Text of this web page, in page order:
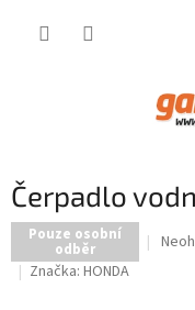
Čerpadlo
Pouze osobní
odběr
Značka: HONDA